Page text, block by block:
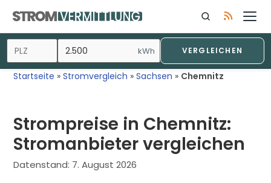
Inhalt
springen
kWh VERGLEICHEN
Startseite »Stromvergleich »Sachsen » Chemnitz
Strompreise in Chemnitz:
Stromanbieter vergleichen
Datenstand: 7. August 2026